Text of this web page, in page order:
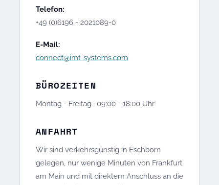
Telefon:
+49 (0)6196 - 2021089-0
E-Mail:
connect@imt-systems.com
BÜROZEITEN
Montag - Freitag · 09:00 - 18:00 Uhr
ANFAHRT
Wir sind verkehrsgünstig in Eschborn
gelegen, nur wenige Minuten von Frankfurt
am Main und mit direktem Anschluss an die